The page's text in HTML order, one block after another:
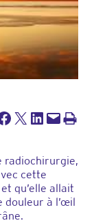
sur Facebook
Partager sur X Partager sur LinkedIn
Envoyer cette page par e-mailImprimer cette
radiochirurgie,
cette
qu’elle allait
douleur à l’œil